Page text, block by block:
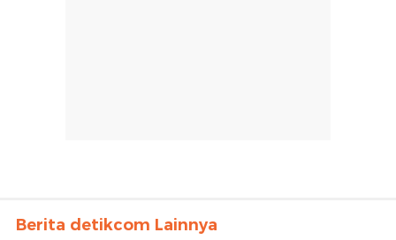
Berita detikcom Lainnya